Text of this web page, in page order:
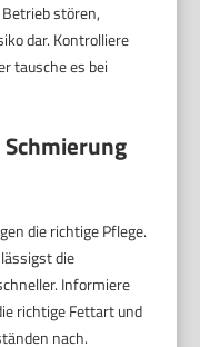
stören,
dar. Kontrolliere
tausche es bei
die richtige Pflege.
die
Informiere
richtige Fettart und
nach.